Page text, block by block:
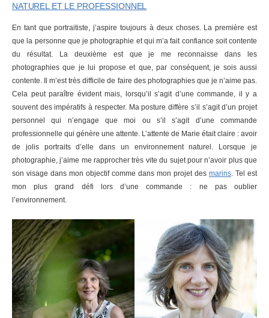
NATUREL ET LE PROFESSIONNEL
En tant que portraitiste, j’aspire toujours à deux choses. La première est
que la personne que je photographie et qui m’a fait confiance soit contente
du résultat. La deuxième est que je me reconnaisse dans les
photographies que je lui propose et que, par conséquent, je sois aussi
contente. Il m’est très difficile de faire des photographies que je n’aime pas.
Cela peut paraître évident mais, lorsqu’il s’agit d’une commande, il y a
souvent des impératifs à respecter. Ma posture diffère s’il s’agit d’un projet
personnel qui n’engage que moi ou s’il s’agit d’une commande
professionnelle qui génère une attente. L’attente de Marie était claire : avoir
de jolis portraits d’elle dans un environnement naturel. Lorsque je
photographie, j’aime me rapprocher très vite du sujet pour n’avoir plus que
son visage dans mon objectif comme dans mon projet des marins . Tel est
mon plus grand défi lors d’une commande : ne pas oublier
l’environnement.